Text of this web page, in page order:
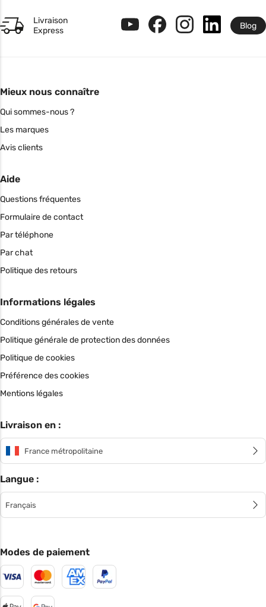
Livraison
Express
Blog
Mieux nous connaître
Qui sommes-nous ?
Les marques
Avis clients
Aide
Questions fréquentes
Formulaire de contact
Par téléphone
Par chat
Politique des retours
Informations légales
Conditions générales de vente
Politique générale de protection des données
Politique de cookies
Préférence des cookies
Mentions légales
Livraison en :
France métropolitaine
Langue :
Français
Modes de paiement